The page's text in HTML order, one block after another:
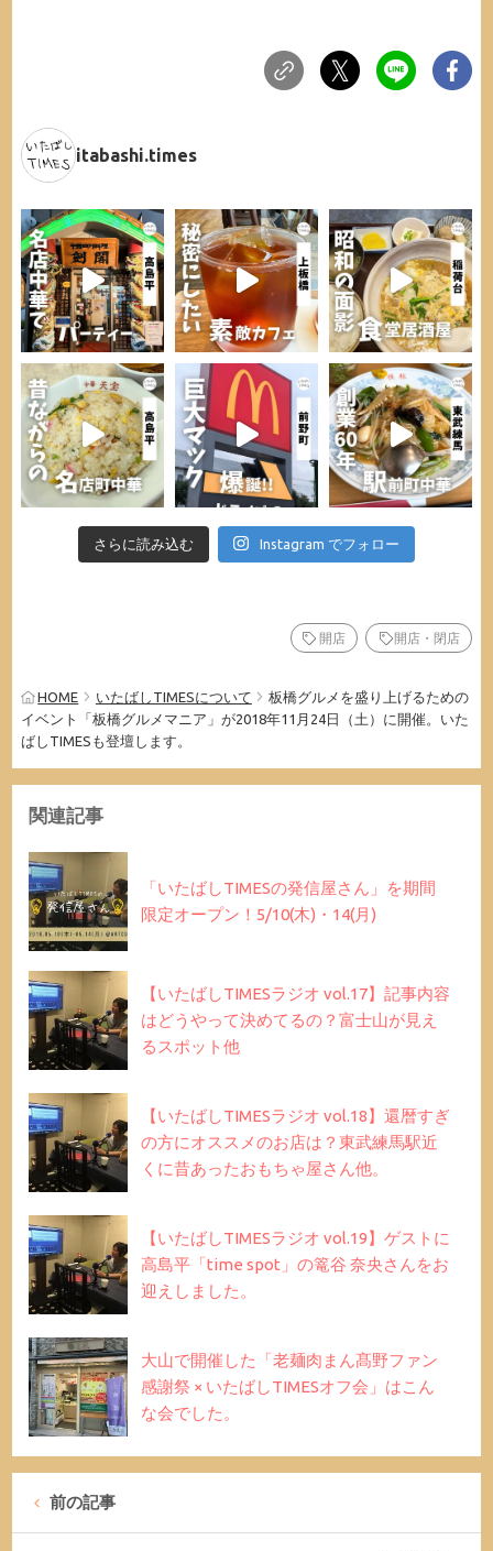
itabashi.times
さらに読み込む Instagram でフォロー
開店 開店・閉店
HOME いたばしTIMESについて
板橋グルメを盛り上げるための
イベント「板橋グルメマニア」が2018年11月24日（土）に開催。いた
ばしTIMESも登壇します。
関連記事
「いたばしTIMESの発信屋さん」を期間
限定オープン！5/10(木)・14(月)
【いたばしTIMESラジオ vol.17】記事内容
はどうやって決めてるの？富士山が見え
るスポット他
【いたばしTIMESラジオ vol.18】還暦すぎ
の方にオススメのお店は？東武練馬駅近
くに昔あったおもちゃ屋さん他。
【いたばしTIMESラジオ vol.19】ゲストに
高島平「time spot」の篭谷 奈央さんをお
迎えしました。
大山で開催した「老麺肉まん髙野ファン
感謝祭 × いたばしTIMESオフ会」はこん
な会でした。
前の記事